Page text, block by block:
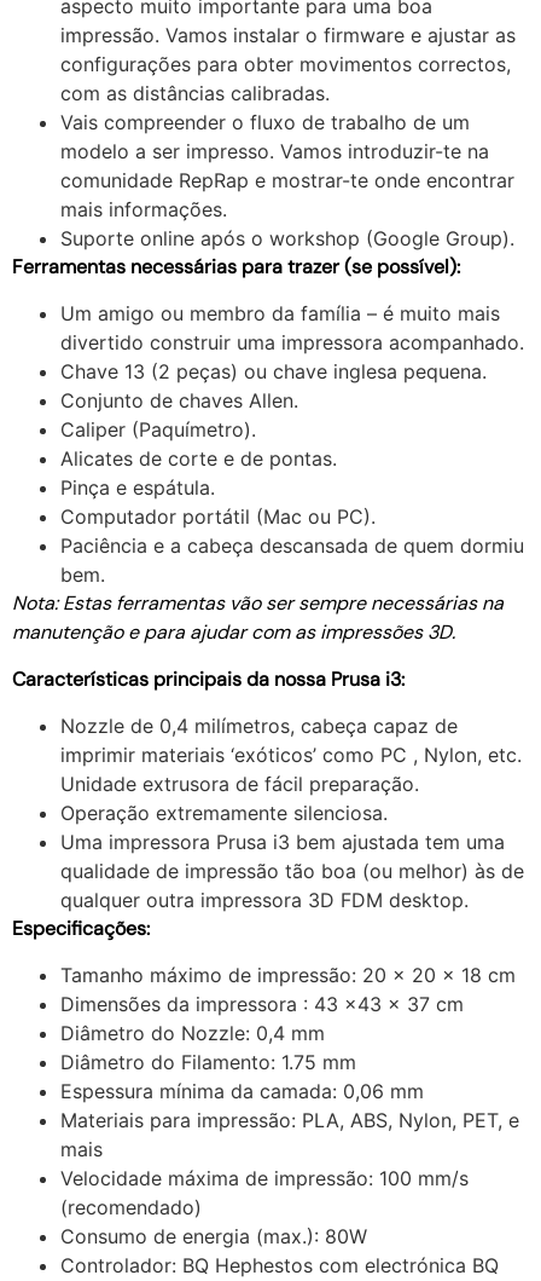
aspecto muito importante para uma boa
impressão. Vamos instalar o firmware e ajustar as
configurações para obter movimentos correctos,
com as distâncias calibradas.
Vais compreender o fluxo de trabalho de um
modelo a ser impresso. Vamos introduzir-te na
comunidade RepRap e mostrar-te onde encontrar
mais informações.
Suporte online após o workshop (Google Group).
Ferramentas necessárias para trazer (se possível):
Um amigo ou membro da família – é muito mais
divertido construir uma impressora acompanhado.
Chave 13 (2 peças) ou chave inglesa pequena.
Conjunto de chaves Allen.
Caliper (Paquímetro).
Alicates de corte e de pontas.
Pinça e espátula.
Computador portátil (Mac ou PC).
Paciência e a cabeça descansada de quem dormiu
bem.
Nota: Estas ferramentas vão ser sempre necessárias na
manutenção e para ajudar com as impressões 3D.
Características principais da nossa Prusa i3:
Nozzle de 0,4 milímetros, cabeça capaz de
imprimir materiais ‘exóticos’ como PC , Nylon, etc.
Unidade extrusora de fácil preparação.
Operação extremamente silenciosa.
Uma impressora Prusa i3 bem ajustada tem uma
qualidade de impressão tão boa (ou melhor) às de
qualquer outra impressora 3D FDM desktop.
Especificações:
Tamanho máximo de impressão: 20 x 20 x 18 cm
Dimensões da impressora : 43 x43 x 37 cm
Diâmetro do Nozzle: 0,4 mm
Diâmetro do Filamento: 1.75 mm
Espessura mínima da camada: 0,06 mm
Materiais para impressão: PLA, ABS, Nylon, PET, e
mais
Velocidade máxima de impressão: 100 mm/s
(recomendado)
Consumo de energia (max.): 80W
Controlador: BQ Hephestos com electrónica BQ